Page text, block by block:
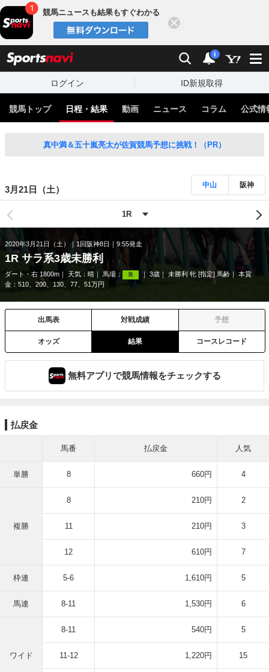
競馬ニュースも結果もすぐわかる
検索 通知
i
ログイン ID新規取得
競馬トップ 日程・結果 動画 ニュース コラム 公式情
真中満＆五十嵐亮太が佐賀競馬予想に挑戦！（PR）
3月21日（土） 中山 阪神
2020年3月21日（土） 1回阪神8日 9:55発走
1R サラ系3歳未勝利
ダート・右 1800m 天気： 晴 馬場： 良 3歳 未勝利 牝 [指定] 馬齢
本賞
金：510、200、130、77、51万円
出馬表 対戦成績 予想
オッズ 結果 コースレコード
無料アプリで競馬情報をチェックする
払戻金
馬番 払戻金 人気
単勝 8 660円 4
複勝
8 210円 2
11 210円 3
12 610円 7
枠連 5-6 1,610円 5
馬連 8-11 1,530円 6
ワイド
8-11 540円 5
11-12 1,220円 15